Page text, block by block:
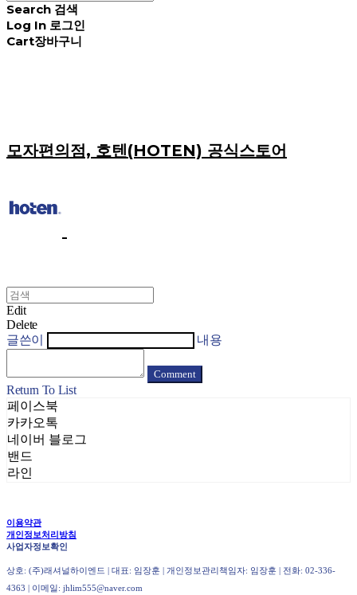
Search 검색
Log In 로그인
Cart장바구니
모자편의점, 호텐(HOTEN) 공식스토어
Edit
Delete
글쓴이
내용
Comment
Return To List
페이스북
카카오톡
네이버 블로그
밴드
라인
이용약관
개인정보처리방침
사업자정보확인
상호: (주)래셔널하이엔드 | 대표: 임장훈 | 개인정보관리책임자: 임장훈 | 전화: 02-336-
4363 | 이메일: jhlim555@naver.com